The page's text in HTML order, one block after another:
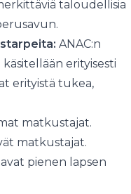
taloudellisia
ANAC:n
erityisesti
erityistä tukea,
matkustajat.
matkustajat.
pienen lapsen